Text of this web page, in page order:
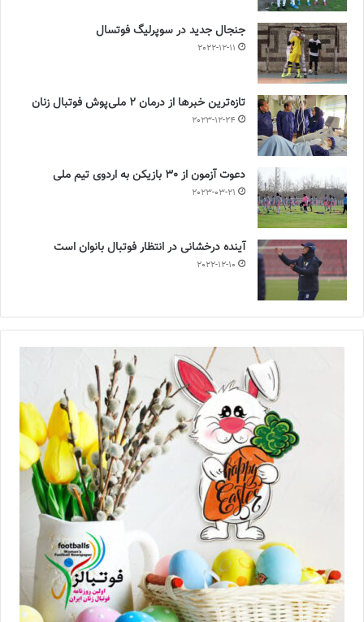
جنجال جدید در سوپرلیگ فوتسال
2022-12-11
تازه‌ترین خبرها از درمان ۲ ملی‌پوش فوتبال زنان
2023-12-24
دعوت آزمون از 30 بازیکن به اردوی تیم ملی
2023-03-21
آینده درخشانی در انتظار فوتبال بانوان است
2022-12-10